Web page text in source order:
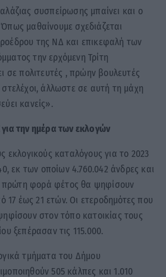
συσπείρωσης μπαίνει και ο
μαθαίνουμε σχεδιάζεται
της ΝΔ και επικεφαλή των
την ερχόμενη Τρίτη
σε πολιτευτές , πρώην βουλευτές
άλλωστε σε αυτή τη μάχη
κανείς».
την ημέρα των εκλογών
εκλογικούς καταλόγους για το 2023
εκ των οποίων 4.760.042 άνδρες και
πρώτη φορά φέτος θα ψηφίσουν
17 έως 21 ετών. Οι ετεροδημότες που
στον τόπο κατοικίας τους
ξεπέρασαν τις 115.000.
τμήματα του Δήμου
505 κάλπες και 1.010